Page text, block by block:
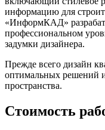
информацию для
«ИнформКАД»
профессиональном
задумки дизайнера.
Прежде всего дизайн
оптимальных решений
пространства.
Стоимость